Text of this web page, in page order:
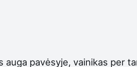
pavėsyje, vainikas per